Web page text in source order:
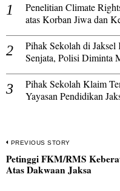
Penelitian Climate
atas Korban Jiwa dan
Pihak Sekolah di
Senjata, Polisi Diminta
Pihak Sekolah Klaim
Yayasan Pendidikan
Navigasi
pos
PREVIOUS STORY
Previous
post:
Petinggi FKM/RMS
Atas Dakwaan Jaksa